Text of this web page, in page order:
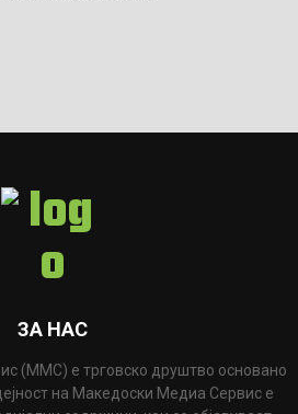
ЗА НАС
(ММС) е трговско друштво основано
на Македоски Медиа Сервис е